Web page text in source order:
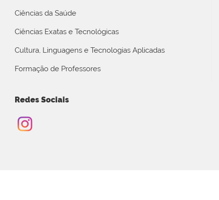
Ciências da Saúde
Ciências Exatas e Tecnológicas
Cultura, Linguagens e Tecnologias Aplicadas
Formação de Professores
Redes Sociais